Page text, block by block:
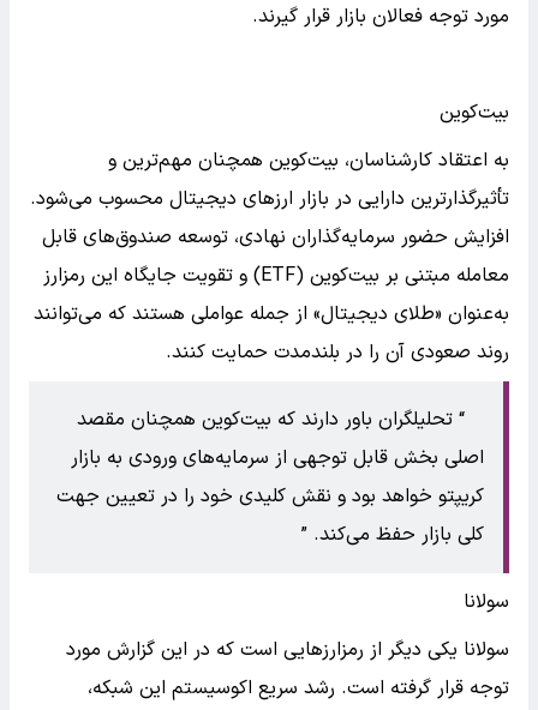
مورد توجه فعالان بازار قرار گیرند.
بیت‌کوین
به اعتقاد کارشناسان، بیت‌کوین همچنان مهم‌ترین و
تأثیرگذارترین دارایی در بازار ارزهای دیجیتال محسوب می‌شود.
افزایش حضور سرمایه‌گذاران نهادی، توسعه صندوق‌های قابل
معامله مبتنی بر بیت‌کوین (ETF) و تقویت جایگاه این رمزارز
به‌عنوان «طلای دیجیتال» از جمله عواملی هستند که می‌توانند
روند صعودی آن را در بلندمدت حمایت کنند.
تحلیلگران باور دارند که بیت‌کوین همچنان مقصد
اصلی بخش قابل توجهی از سرمایه‌های ورودی به بازار
کریپتو خواهد بود و نقش کلیدی خود را در تعیین جهت
کلی بازار حفظ می‌کند.
سولانا
سولانا یکی دیگر از رمزارزهایی است که در این گزارش مورد
توجه قرار گرفته است. رشد سریع اکوسیستم این شبکه،